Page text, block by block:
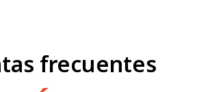
frecuentes